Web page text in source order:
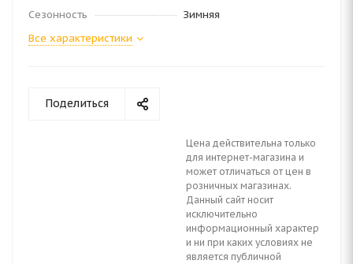
Сезонность
Зимняя
Все характеристики
Поделиться
Цена действительна только
для интернет-магазина и
может отличаться от цен в
розничных магазинах.
Данный сайт носит
исключительно
информационный характер
и ни при каких условиях не
является публичной